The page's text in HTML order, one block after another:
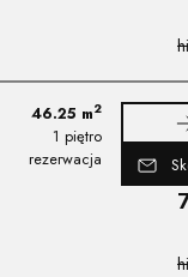
46.25 m2
1 piętro
rezerwacja